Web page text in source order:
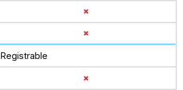
Registrable